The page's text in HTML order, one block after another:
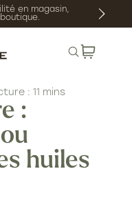
en magasin,
Recherche
: 11 mins
:
huiles